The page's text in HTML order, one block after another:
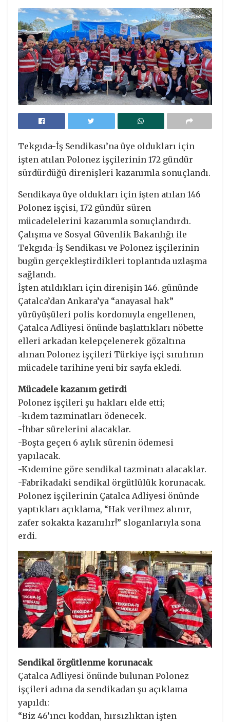
Tekgıda-İş Sendikası’na üye oldukları için
işten atılan Polonez işçilerinin 172 gündür
sürdürdüğü direnişleri kazanımla sonuçlandı.
Sendikaya üye oldukları için işten atılan 146
Polonez işçisi, 172 gündür süren
mücadelelerini kazanımla sonuçlandırdı.
Çalışma ve Sosyal Güvenlik Bakanlığı ile
Tekgıda-İş Sendikası ve Polonez işçilerinin
bugün gerçekleştirdikleri toplantıda uzlaşma
sağlandı.
İşten atıldıkları için direnişin 146. gününde
Çatalca’dan Ankara’ya “anayasal hak”
yürüyüşüleri polis kordonuyla engellenen,
Çatalca Adliyesi önünde başlattıkları nöbette
elleri arkadan kelepçelenerek gözaltına
alınan Polonez işçileri Türkiye işçi sınıfının
mücadele tarihine yeni bir sayfa ekledi.
Mücadele kazanım getirdi
Polonez işçileri şu hakları elde etti;
-kıdem tazminatları ödenecek.
-İhbar sürelerini alacaklar.
-Boşta geçen 6 aylık sürenin ödemesi
yapılacak.
-Kıdemine göre sendikal tazminatı alacaklar.
-Fabrikadaki sendikal örgütlülük korunacak.
Polonez işçilerinin Çatalca Adliyesi önünde
yaptıkları açıklama, “Hak verilmez alınır,
zafer sokakta kazanılır!” sloganlarıyla sona
erdi.
Sendikal örgütlenme korunacak
Çatalca Adliyesi önünde bulunan Polonez
işçileri adına da sendikadan şu açıklama
yapıldı:
“Biz 46’ıncı koddan, hırsızlıktan işten